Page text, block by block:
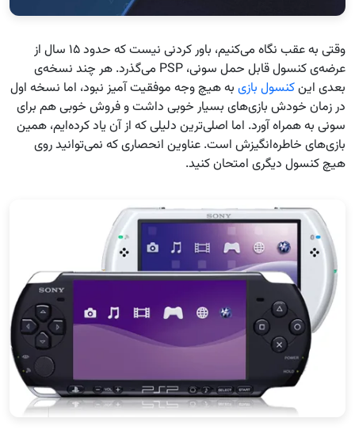
وقتی به عقب نگاه می‌کنیم، باور کردنی نیست که حدود ۱۵ سال از
عرضه‌ی کنسول قابل حمل سونی، PSP می‌گذرد. هر چند نسخه‌ی
بعدی اینکنسول بازی به هیچ وجه موفقیت آمیز نبود، اما نسخه اول
در زمان خودش بازی‌های بسیار خوبی داشت و فروش خوبی هم برای
سونی به همراه آورد. اما اصلی‌ترین دلیلی که از آن یاد کرده‌ایم، همین
بازی‌های خاطره‌انگیزش است. عناوین انحصاری که نمی‌توانید روی
هیچ کنسول دیگری امتحان کنید.